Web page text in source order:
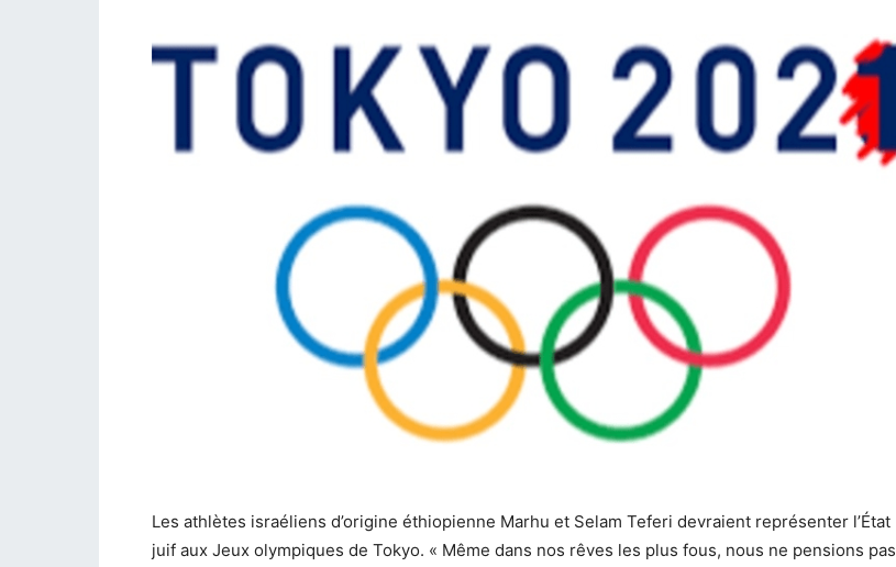
Les athlètes israéliens d’origine éthiopienne Marhu et Selam Teferi devraient représenter l’État
juif aux Jeux olympiques de Tokyo. « Même dans nos rêves les plus fous, nous ne pensions pas